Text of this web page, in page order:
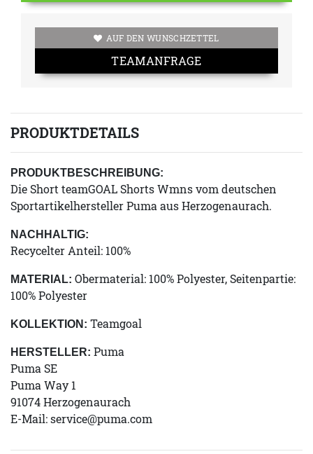
AUF DEN WUNSCHZETTEL
TEAMANFRAGE
PRODUKTDETAILS
PRODUKTBESCHREIBUNG:
Die Short teamGOAL Shorts Wmns vom deutschen
Sportartikelhersteller Puma aus Herzogenaurach.
NACHHALTIG:
Recycelter Anteil: 100%
MATERIAL: Obermaterial: 100% Polyester, Seitenpartie:
100% Polyester
KOLLEKTION: Teamgoal
HERSTELLER: Puma
Puma SE
Puma Way 1
91074 Herzogenaurach
E-Mail:service@puma.com